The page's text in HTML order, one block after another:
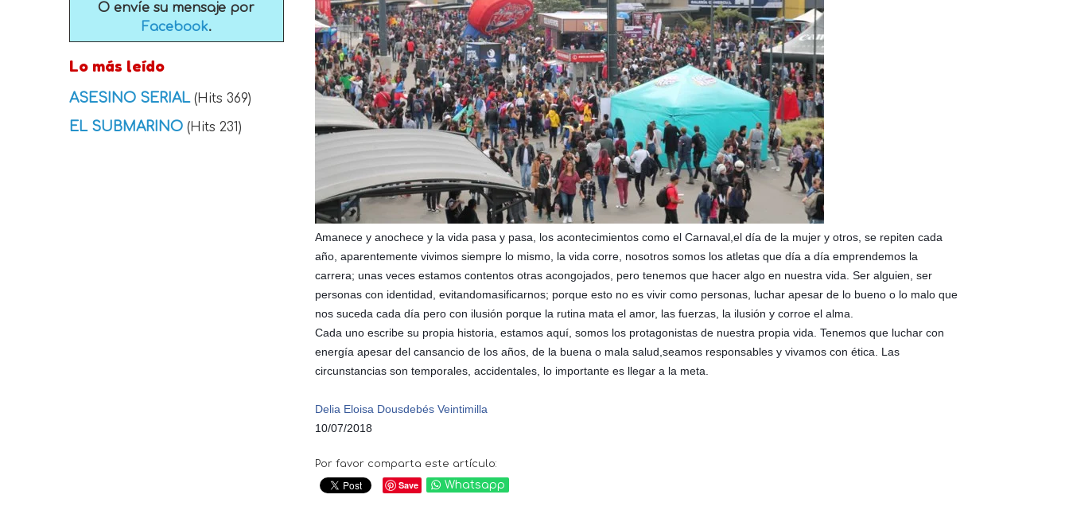
Amanece y anochece y la vida pasa y pasa, los acontecimientos como el Carnaval,el día de la mujer y otros, se repiten cada
año, aparentemente vivimos siempre lo mismo, la vida corre, nosotros somos los atletas que día a día emprendemos la
carrera; unas veces estamos contentos otras acongojados, pero tenemos que hacer algo en nuestra vida. Ser alguien, ser
personas con identidad, evitandomasificarnos; porque esto no es vivir como personas, luchar apesar de lo bueno o lo malo que
nos suceda cada día pero con ilusión porque la rutina mata el amor, las fuerzas, la ilusión y corroe el alma.
Cada uno escribe su propia historia, estamos aquí, somos los protagonistas de nuestra propia vida. Tenemos que luchar con
energía apesar del cansancio de los años, de la buena o mala salud,seamos responsables y vivamos con ética. Las
circunstancias son temporales, accidentales, lo importante es llegar a la meta.
Delia Eloisa Dousdebés Veintimilla
10/07/2018
Por favor comparta este artículo:
Save Whatsapp
O envíe su mensaje por
Facebook.
Lo más leído
ASESINO SERIAL (Hits 369)
EL SUBMARINO (Hits 231)